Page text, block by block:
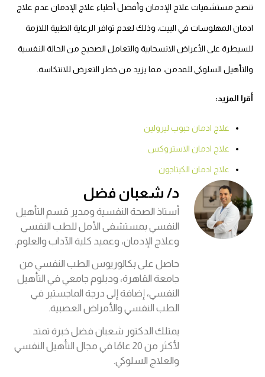
تنصح مستشفيات علاج الإدمان وأفضل أطباء علاج الإدمان عدم علاج
ادمان المهلوسات في البيت، وذلك لعدم توافر الرعاية الطبية اللازمة
للسيطرة على الأعراض الانسحابية والتعامل الصحيح من الحالة النفسية
والتأهيل السلوكي للمدمن، مما يزيد من خطر التعرض للانتكاسة.
أقرا المزيد:
علاج ادمان حبوب ليرولين
علاج ادمان الاستروكس
علاج ادمان الكبتاجون
د/ شعبان فضل
أستاذ الصحة النفسية ومدير قسم التأهيل
النفسي بمستشفى الأمل للطب النفسي
وعلاج الإدمان، وعميد كلية الآداب والعلوم.
حاصل على بكالوريوس الطب النفسي من
جامعة القاهرة، ودبلوم جامعي في التأهيل
النفسي، إضافة إلى درجة الماجستير في
الطب النفسي والأمراض العصبية.
يمتلك الدكتور شعبان فضل خبرة تمتد
لأكثر من 20 عامًا في مجال التأهيل النفسي
والعلاج السلوكي.